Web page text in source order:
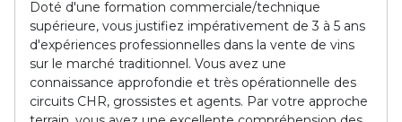
Doté d'une formation commerciale/technique
supérieure, vous justifiez impérativement de 3 à 5 ans
d'expériences professionnelles dans la vente de vins
sur le marché traditionnel. Vous avez une
connaissance approfondie et très opérationnelle des
circuits CHR, grossistes et agents. Par votre approche